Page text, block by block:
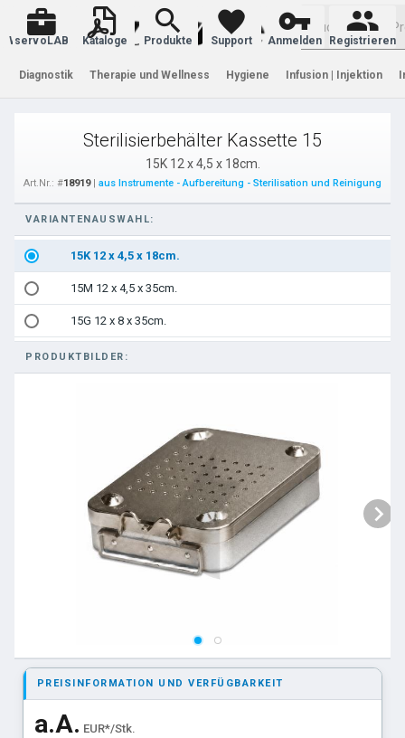
Warenkorb
servoLAB Kataloge Produkte Support Anmelden Registrieren
Diagnostik Therapie und Wellness Hygiene Infusion | Injektion
Sterilisierbehälter Kassette 15
15K 12 x 4,5 x 18cm.
Art.Nr.: #18919| aus Instrumente - Aufbereitung - Sterilisation und Reinigung
VARIANTENAUSWAHL:
15K 12 x 4,5 x 18cm.
15M 12 x 4,5 x 35cm.
15G 12 x 8 x 35cm.
PRODUKTBILDER:
PREISINFORMATION UND VERFÜGBARKEIT
a.A. EUR*/Stk.